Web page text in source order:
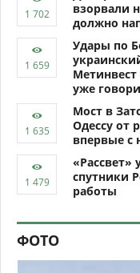
взорвали
должно
Удары по
уже
Мост в
Одессу от
впервые с
«Рассвет»
спутники
работы
ФОТО